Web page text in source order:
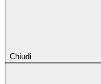
Chiudi